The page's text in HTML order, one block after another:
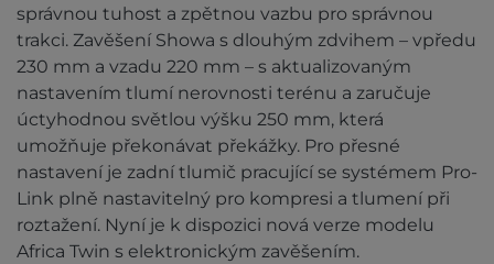
správnou tuhost a zpětnou vazbu pro správnou
trakci. Zavěšení Showa s dlouhým zdvihem – vpředu
230 mm a vzadu 220 mm – s aktualizovaným
nastavením tlumí nerovnosti terénu a zaručuje
úctyhodnou světlou výšku 250 mm, která
umožňuje překonávat překážky. Pro přesné
nastavení je zadní tlumič pracující se systémem Pro-
Link plně nastavitelný pro kompresi a tlumení při
roztažení. Nyní je k dispozici nová verze modelu
Africa Twin s elektronickým zavěšením.